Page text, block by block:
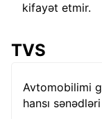
kifayət etmir.
TVS
Avtomobilimi
hansı